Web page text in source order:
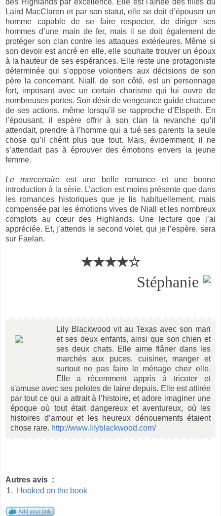
des Highlands par excellence. Elle est l'aînée des filles du
Laird MacClaren et par son statut, elle se doit d’épouser un
homme capable de se faire respecter, de diriger ses
hommes d’une main de fer, mais il se doit également de
protéger son clan contre les attaques extérieures. Même si
son devoir est ancré en elle, elle souhaite trouver un époux
à la hauteur de ses espérances. Elle reste une protagoniste
déterminée qui s’oppose volontiers aux décisions de son
père la concernant. Niall, de son côté, est un personnage
fort, imposant avec un certain charisme qui lui ouvre de
nombreuses portes. Son désir de vengeance guide chacune
de ses actions, même lorsqu’il se rapproche d’Elspeth. En
l’épousant, il espère offrir à son clan la revanche qu’il
attendait, prendre à l’homme qui a tué ses parents la seule
chose qu’il chérit plus que tout. Mais, évidemment, il ne
s’attendait pas à éprouver des émotions envers la jeune
femme.
Le mercenaire est une belle romance et une bonne
introduction à la série. L’action est moins présente que dans
les romances historiques que je lis habituellement, mais
compensée par les émotions vives de Niall et les nombreux
complots au cœur des Highlands. Une lecture que j’ai
appréciée. Et, j’attends le second volet, qui je l’espère, sera
sur Faelan.
★★★★☆
Stéphanie
Lily Blackwood vit au Texas avec son mari
et ses deux enfants, ainsi que son chien et
ses deux chats. Elle aime flâner dans les
marchés aux puces, cuisiner, manger et
surtout ne pas faire le ménage chez elle.
Elle a récemment appris à tricoter et
s'amuse avec ses pelotes de laine depuis. Elle est attirée
par tout ce qui a attrait à l’histoire, et adore imaginer une
époque où tout était dangereux et aventureux, où les
histoires d’amour et les heureux dénouements étaient
chose rare. http://www.lilyblackwood.com/
Autres avis :
1.
Hooked on the book